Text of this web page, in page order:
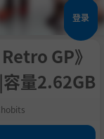
登录
GP》
量2.62GB